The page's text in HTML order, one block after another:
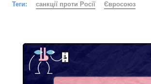
Теги: санкції проти Росії Євросоюз